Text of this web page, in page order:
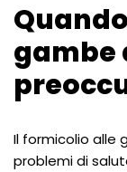
gambe
Il formicolio alle
problemi di